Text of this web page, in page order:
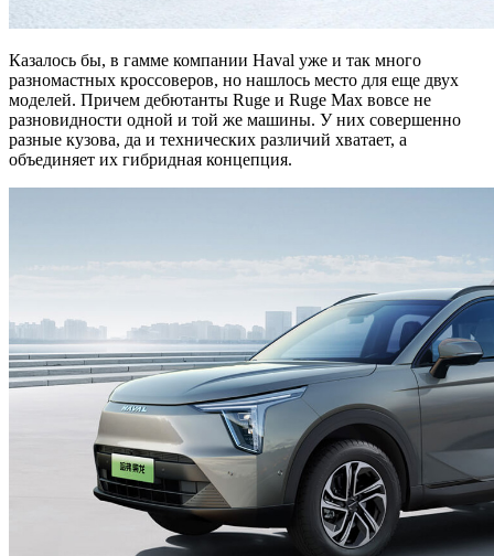
Казалось бы, в гамме компании Haval уже и так много
разномастных кроссоверов, но нашлось место для еще двух
моделей. Причем дебютанты Ruge и Ruge Max вовсе не
разновидности одной и той же машины. У них совершенно
разные кузова, да и технических различий хватает, а
объединяет их гибридная концепция.